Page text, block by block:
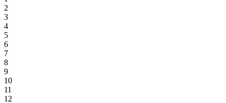
2
3
4
5
6
7
8
9
10
11
12